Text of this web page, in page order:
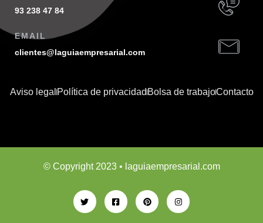
93 238 47 84
EMAIL
clientes@laguiaempresarial.com
Aviso legal Política de privacidadBolsa de trabajoContacto
© Copyright 2023 • laguiaempresarial.com